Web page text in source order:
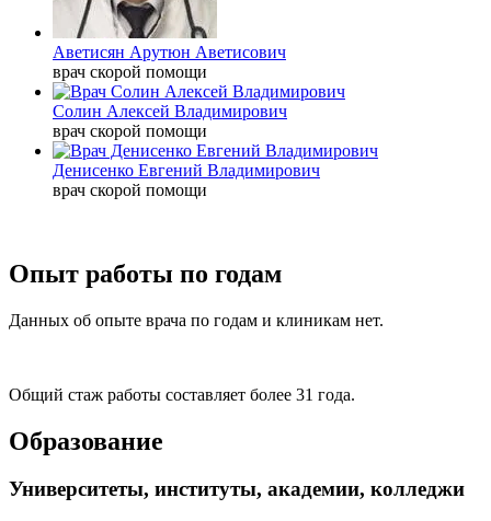
Аветисян Арутюн Аветисович
врач скорой помощи
Солин Алексей Владимирович
врач скорой помощи
Денисенко Евгений Владимирович
врач скорой помощи
Опыт работы по годам
Данных об опыте врача по годам и клиникам нет.
Общий стаж работы составляет более 31 года.
Образование
Университеты, институты, академии, колледжи